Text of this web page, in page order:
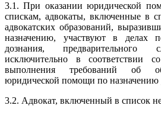
3.1. При оказании юридической
спискам, адвокаты, включенные в
адвокатских образований,
назначению, участвуют в делах
дознания,
исключительно в соответствии
выполнения требований об
юридической помощи по назначению
3.2. Адвокат, включенный в список